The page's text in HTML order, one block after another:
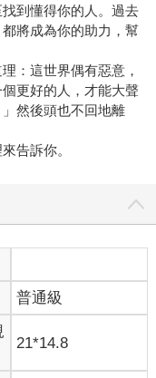
到懂得你的人。過去
將成為你的助力，幫
：這世界偶有惡意，
更好的人，才能大聲
然後頭也不回地離
告訴你。
普通級
21*14.8